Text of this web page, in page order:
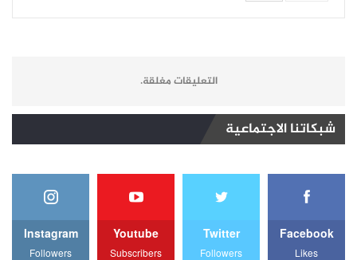
التعليقات مغلقة.
شبكاتنا الاجتماعية
Facebook
Likes
Twitter
Followers
Youtube
Subscribers
Instagram
Followers